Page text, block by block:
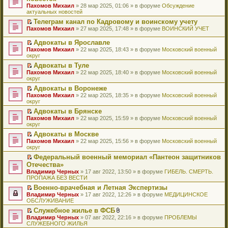
ю
щ
е
н
и
ю
о
о
б
щ
е
н
и
ю
о
м
у
с
о
б
щ
е
н
и
ю
а
н
н
м
у
с
о
о
б
щ
е
н
и
ю
о
ч
и
а
н
н
о
м
у
с
о
о
б
щ
е
н
и
ю
н
е
п
о
и
т
а
н
н
о
м
у
с
о
о
б
щ
е
н
и
ю
в
о
м
у
н
п
р
о
ч
и
т
а
н
н
о
м
у
с
о
о
б
щ
е
н
и
ю
п
е
р
о
м
у
н
е
п
р
о
ч
и
т
а
н
н
о
м
у
с
о
о
б
щ
е
н
и
ю
е
р
е
й
т
к
п
е
р
в
о
м
у
н
е
п
р
о
ч
и
т
а
н
н
о
м
у
с
о
о
б
щ
е
н
и
ю
Пахомов Михаил » 28 мар 2025, 01:06 » в форуме Обсуждение
актуальных новостей
П
р
е
й
т
и
к
п
е
р
в
о
м
у
н
е
п
р
о
ч
и
а
н
н
о
м
у
с
о
о
б
Телеграм канал по Кадровому и воинскому учету
Пахомов Михаил » 27 мар 2025, 17:48 » в форуме ВОИНСКИЙ УЧЕТ
П
е
р
е
й
т
и
к
п
е
р
в
о
м
у
н
е
п
р
о
ч
и
т
а
н
н
о
м
у
с
Адвокаты в Ярославле
Пахомов Михаил » 22 мар 2025, 18:43 » в форуме Московский военный
округ
П
е
р
е
й
т
и
к
п
е
р
в
о
м
у
н
е
п
р
о
ч
и
т
а
н
н
Адвокаты в Туле
Пахомов Михаил » 22 мар 2025, 18:40 » в форуме Московский военный
округ
П
е
р
е
й
т
и
к
п
е
р
в
о
м
у
н
е
п
р
о
ч
и
Адвокаты в Воронеже
Пахомов Михаил » 22 мар 2025, 18:35 » в форуме Московский военный
округ
П
е
р
е
й
т
и
к
п
е
р
в
о
м
у
н
е
п
р
Адвокаты в Брянске
Пахомов Михаил » 22 мар 2025, 15:59 » в форуме Московский военный
округ
П
е
р
е
й
т
и
к
п
е
р
в
о
м
у
Адвокаты в Москве
Пахомов Михаил » 22 мар 2025, 15:56 » в форуме Московский военный
округ
П
е
р
е
й
т
и
к
п
е
р
Федеральный военный мемориал «Пантеон защитников
Отечества»
Владимир Черных » 17 авг 2022, 13:50 » в форуме ГИБЕЛЬ. СМЕРТЬ.
ПРОПАЖА БЕЗ ВЕСТИ
П
е
р
е
й
т
Военно-врачебная и Летная Экспертизы
Владимир Черных » 17 авг 2022, 12:26 » в форуме МЕДИЦИНСКОЕ
ОБСЛУЖИВАНИЕ
П
е
Служебное жилье в ФСБ
В
Владимир Черных » 07 авг 2022, 22:16 » в форуме ПРОБЛЕМЫ
СЛУЖЕБНОГО ЖИЛЬЯ